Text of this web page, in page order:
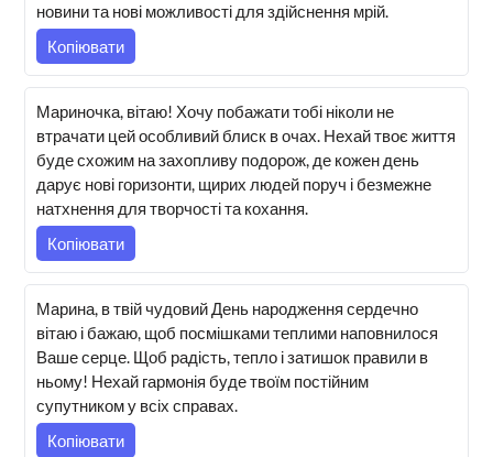
новини та нові можливості для здійснення мрій.
Копіювати
Мариночка, вітаю! Хочу побажати тобі ніколи не
втрачати цей особливий блиск в очах. Нехай твоє життя
буде схожим на захопливу подорож, де кожен день
дарує нові горизонти, щирих людей поруч і безмежне
натхнення для творчості та кохання.
Копіювати
Марина, в твій чудовий День народження сердечно
вітаю і бажаю, щоб посмішками теплими наповнилося
Ваше серце. Щоб радість, тепло і затишок правили в
ньому! Нехай гармонія буде твоїм постійним
супутником у всіх справах.
Копіювати